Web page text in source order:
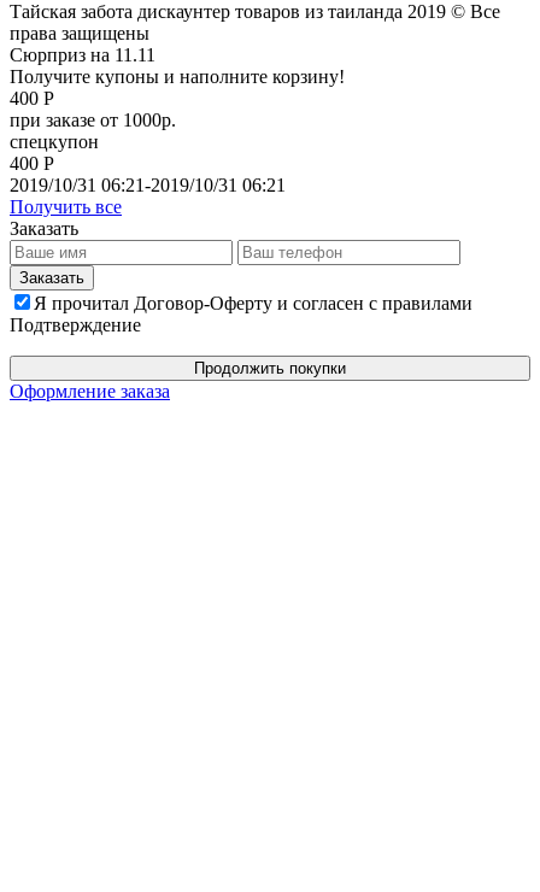
Тайская забота дискаунтер товаров из таиланда 2019 © Все
права защищены
Сюрприз на 11.11
Получите купоны и наполните корзину!
400 Р
при заказе от 1000р.
спецкупон
400 Р
2019/10/31 06:21-2019/10/31 06:21
Получить все
Заказать
Я прочитал Договор-Оферту и согласен с правилами
Подтверждение
Продолжить покупки
Оформление заказа